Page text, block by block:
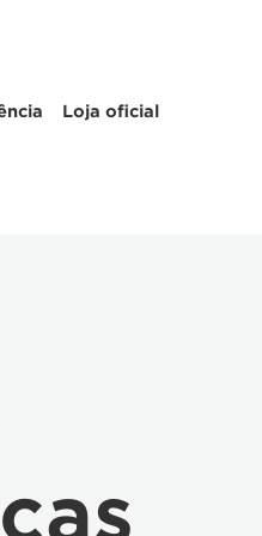
Loja oficial